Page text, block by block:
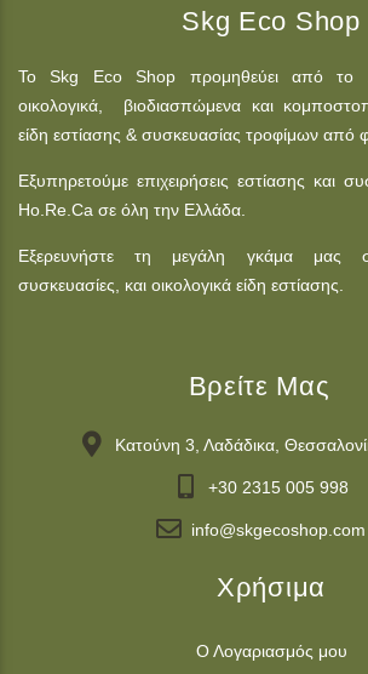
Skg Eco Shop
Το Skg Eco Shop προμηθεύει από το
οικολογικά, βιοδιασπώμενα και
είδη εστίασης & συσκευασίας τροφίμων από
Εξυπηρετούμε επιχειρήσεις εστίασης και
Ho.Re.Ca σε όλη την Ελλάδα.
Εξερευνήστε τη μεγάλη γκάμα μας
συσκευασίες, και οικολογικά είδη εστίασης.
Βρείτε Μας
Κατούνη 3, Λαδάδικα,
+30 2315 005 998
info@skgecoshop.com
Χρήσιμα
Ο Λογαριασμός μου